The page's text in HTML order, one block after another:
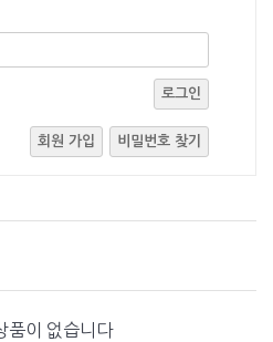
로그인
회원 가입 비밀번호 찾기
품이 없습니다